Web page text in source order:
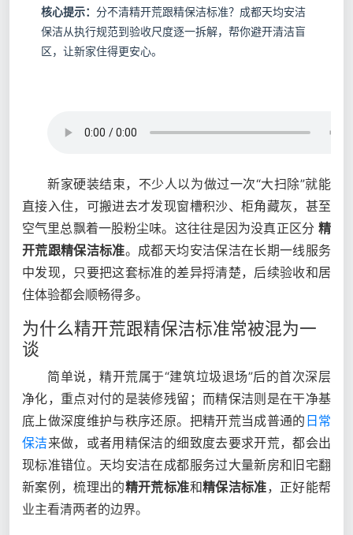
核心提示： 分不清精开荒跟精保洁标准？成都天均安洁
保洁从执行规范到验收尺度逐一拆解，帮你避开清洁盲
区，让新家住得更安心。
新家硬装结束，不少人以为做过一次“大扫除”就能
直接入住，可搬进去才发现窗槽积沙、柜角藏灰，甚至
空气里总飘着一股粉尘味。这往往是因为没真正区分 精
开荒跟精保洁标准。成都天均安洁保洁在长期一线服务
中发现，只要把这套标准的差异捋清楚，后续验收和居
住体验都会顺畅得多。
为什么精开荒跟精保洁标准常被混为一
谈
简单说，精开荒属于“建筑垃圾退场”后的首次深层
净化，重点对付的是装修残留；而精保洁则是在干净基
底上做深度维护与秩序还原。把精开荒当成普通的 日常
保洁来做，或者用精保洁的细致度去要求开荒，都会出
现标准错位。天均安洁在成都服务过大量新房和旧宅翻
新案例，梳理出的精开荒标准和精保洁标准，正好能帮
业主看清两者的边界。